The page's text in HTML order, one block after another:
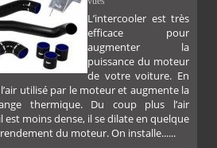
L’intercooler est très
efficace pour
augmenter la
puissance du moteur
de votre voiture. En
utilisé par le moteur et augmente la
thermique. Du coup plus l’air
est moins dense, il se dilate en quelque
du moteur. On installe......